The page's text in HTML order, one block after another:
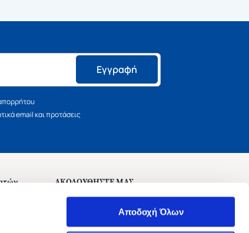
Αποδοχή Όλων
Εγγραφή
email και προτάσεις
ΑΚΟΛΟΥΘΗΣΤΕ ΜΑΣ